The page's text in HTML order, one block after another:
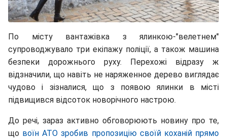
По місту вантажівка з ялинкою-"велетнем"
супроводжувало три екіпажу поліції, а також машина
безпеки дорожнього руху. Перехожі відразу ж
відзначили, що навіть не наряженное дерево виглядає
чудово і зізналися, що з появою ялинки в місті
підвищився відсоток новорічного настрою.
До речі, зараз активно обговорюють новину про те,
що воїн АТО зробив пропозицію своїй коханій прямо